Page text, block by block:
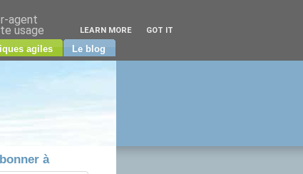
agiles Le blog
à
agent
usage LEARN MORE GOT IT